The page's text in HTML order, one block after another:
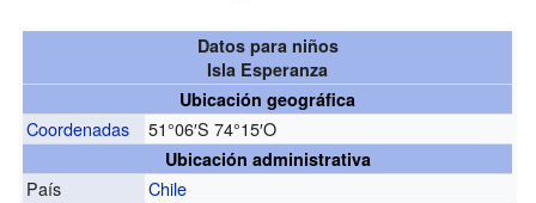
Datos para niños
Isla Esperanza
Ubicación geográfica
Coordenadas 51°06′S 74°15′O
Ubicación administrativa
País
Chile